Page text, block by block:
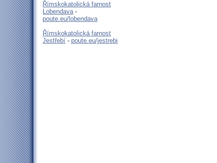
Římskokatolická farnost
Lobendava-
poute.eu/lobendava
Římskokatolická farnost
Jestřebí - poute.eu/jestrebi